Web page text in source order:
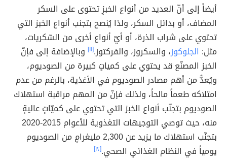
أيضاً إلى أنّ العديد من أنواع الخبزِ تحتوى على السكر
المضاف، أو بدائل السكر، ولذا يُنصح بتجنب أنواع الخبز التي
تحتوي على شراب الذرة، أو أيّ أنواع أخرى من السّكريات،
مثل: الجلوكوز، والسكروز، والفركتوز.[١١]
وبالإضافة إلى فإنّ
الخبز المصنّع قد يحتوي على كمياتٍ كبيرة من الصوديوم،
ويُعدُّ من أهم مصادر الصوديوم في الأغذية، بالرغم من عدم
امتلاكه طعماً مالحاً، ولذلك فإنّ من المهم مراقبة استهلاك
الصوديوم بتجنّب أنواع الخبز التي تحتوي على كميّاتٍ عاليةٍ
منه، حيث توصي التوجيهات التغذوية للأعوام 2015-2020
بتجنّب استهلاك ما يزيد عن 2,300 مليغرامٍ من الصوديوم
يومياً في النظام الغذائي الصحي.[١٢]